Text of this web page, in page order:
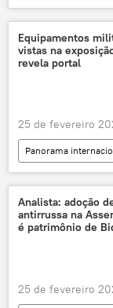
arma termobárica
Exército de
combates
Equipamentos
vistas na
revela portal
25 de fevereiro
Panorama
equipamento militar
T-90MS
Emirados Árabes
Analista: adoção
antirrussa na
é patrimônio de
25 de fevereiro